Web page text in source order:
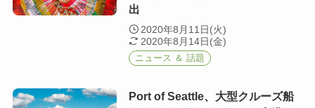
出
2020年8月11日(火)
2020年8月14日(金)
ニュース ＆ 話題
Port of Seattle、大型クルーズ船